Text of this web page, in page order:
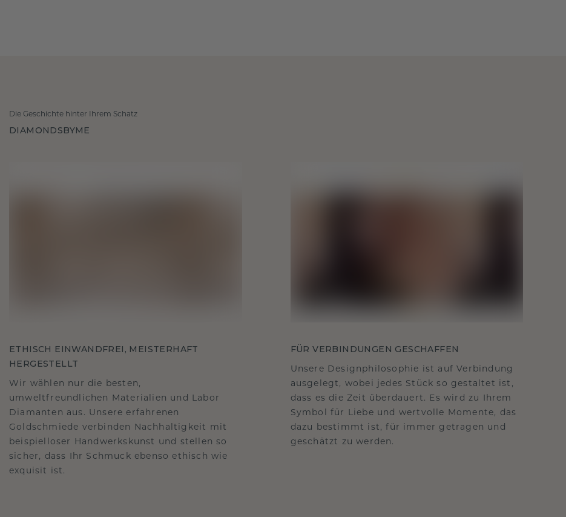
Die Geschichte hinter Ihrem Schatz
DIAMONDSBYME
ETHISCH EINWANDFREI, MEISTERHAFT
HERGESTELLT
Wir wählen nur die besten,
umweltfreundlichen Materialien und Labor
Diamanten aus. Unsere erfahrenen
Goldschmiede verbinden Nachhaltigkeit mit
beispielloser Handwerkskunst und stellen so
sicher, dass Ihr Schmuck ebenso ethisch wie
exquisit ist.
FÜR VERBINDUNGEN GESCHAFFEN
Unsere Designphilosophie ist auf Verbindung
ausgelegt, wobei jedes Stück so gestaltet ist,
dass es die Zeit überdauert. Es wird zu Ihrem
Symbol für Liebe und wertvolle Momente, das
dazu bestimmt ist, für immer getragen und
geschätzt zu werden.